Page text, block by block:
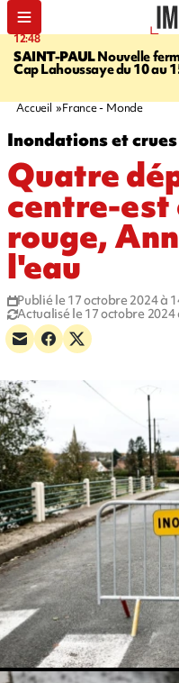
12:48
SAINT-PAULNouvelle
Cap Lahoussaye du 10 au
Accueil France - Monde
Inondations et crues
Quatre
centre-est
rouge,
l'eau
Publié le 17 octobre 2024 à
Actualisé le 17 octobre 2024